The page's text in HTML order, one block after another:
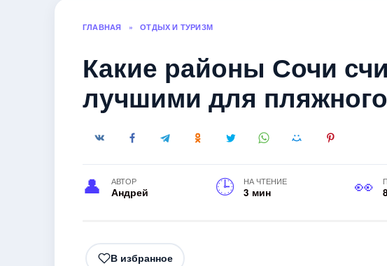
ГЛАВНАЯ » ОТДЫХ И ТУРИЗМ
Какие районы Сочи
лучшими для
АВТОР
Андрей
НА ЧТЕНИЕ
3 мин
В избранное